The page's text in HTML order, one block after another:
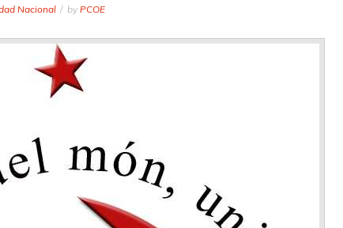
Nacional by PCOE